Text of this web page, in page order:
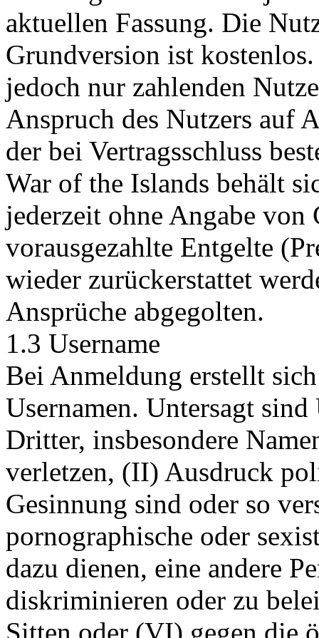
aktuellen Fassung. Die
Grundversion ist
jedoch nur zahlenden
Anspruch des Nutzers auf
der bei Vertragsschluss
War of the Islands behält
jederzeit ohne Angabe
vorausgezahlte Entgelte
wieder zurückerstattet
Ansprüche abgegolten.
1.3 Username
Bei Anmeldung erstellt
Usernamen. Untersagt
Dritter, insbesondere
verletzen, (II) Ausdruck
Gesinnung sind oder so
pornographische oder
dazu dienen, eine andere
diskriminieren oder zu
Sitten oder (VI) gegen die